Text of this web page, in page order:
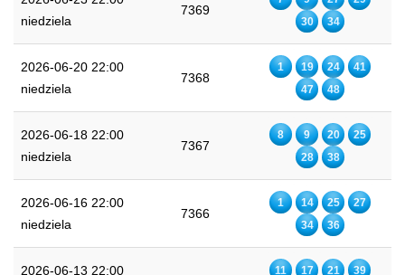
niedziela
7369
30
34
2026-06-20 22:00
niedziela
7368
1 19 24
41
47
48
2026-06-18 22:00
niedziela
7367
8 9 20
25
28
38
2026-06-16 22:00
niedziela
7366
1 14 25
27
34
36
2026-06-13 22:00
11 17 21
39